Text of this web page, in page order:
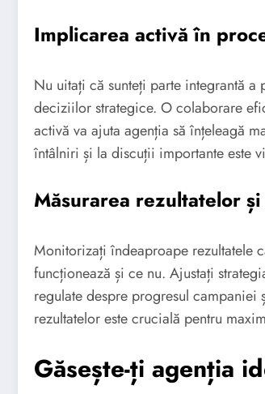
Implicarea activă în
Nu uitați că sunteți parte integrantă
deciziilor strategice. O colaborare
activă va ajuta agenția să înțeleagă
întâlniri și la discuții importante este
Măsurarea rezultatelor
Monitorizați îndeaproape rezultatele
funcționează și ce nu. Ajustați
regulate despre progresul campaniei
rezultatelor este crucială pentru
Găsește-ți agenția